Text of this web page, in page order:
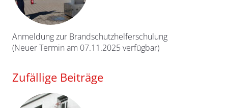
Anmeldung zur Brandschutzhelferschulung
(Neuer Termin am 07.11.2025 verfügbar)
Zufällige Beiträge